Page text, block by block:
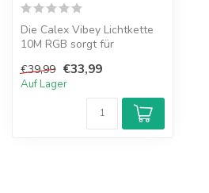
Die Calex Vibey Lichtkette
10M RGB sorgt für
10 RGB ST4...
€39,99 €33,99
Auf Lager